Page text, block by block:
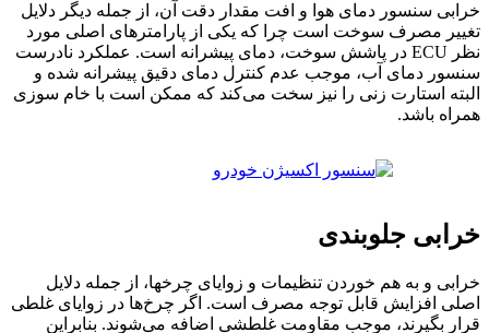
خرابی سنسور دمای هوا و افت مقدار دقت آن، از جمله دیگر دلایل
تغییر مصرف سوخت است چرا که یکی از پارامترهای اصلی مورد
نظر ECU در پاشش سوخت، دمای پیشرانه است. عملکرد نادرست
سنسور دمای آب، موجب عدم کنترل دمای دقیق پیشرانه شده و
البته استارت زنی را نیز سخت می‌کند که ممکن است با خام سوزی
همراه باشد.
خرابی جلوبندی
خرابی و به هم خوردن تنظیمات و زوایای چرخها، از جمله دلایل
اصلی افزایش قابل توجه مصرف است. اگر چرخ‌ها در زوایای غلطی
قرار بگیرند، موجب مقاومت غلطشی اضافه می‌شوند. بنابراین